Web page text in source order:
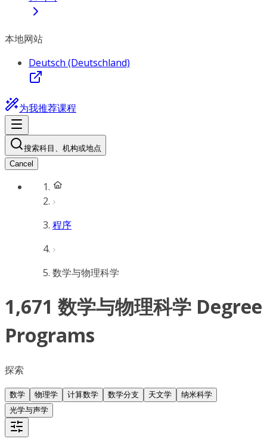
本地网站
Deutsch (Deutschland)
为我推荐课程
搜索科目、机构或地点
Cancel
程序
数学与物理科学
1,671 数学与物理科学 Degree
Programs
探索
数学 物理学 计算数学 数学分支 天文学
纳米科学
光学与声学